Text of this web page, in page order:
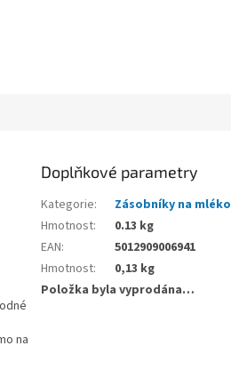
na
Doplňkové parametry
Kategorie:
Zásobníky na mléko
Hmotnost:
0.13 kg
EAN:
5012909006941
Hmotnost:
0,13 kg
Položka byla vyprodána…